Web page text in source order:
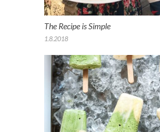
The Recipe is Simple
1.8.2018